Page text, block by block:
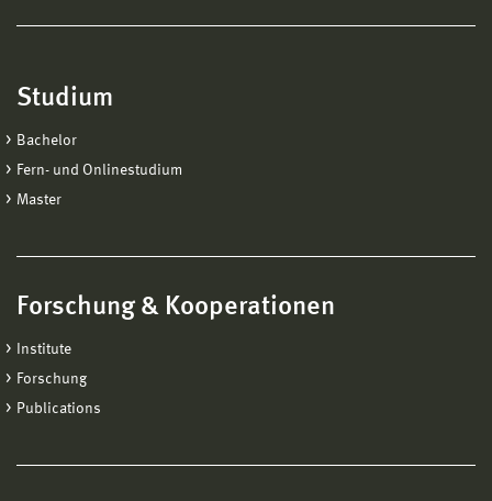
Studium
Bachelor
Fern- und Onlinestudium
Master
Forschung & Kooperationen
Institute
Forschung
Publications